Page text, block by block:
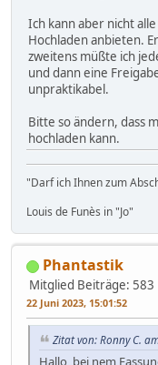
Ich kann aber nicht
Hochladen anbieten.
zweitens müßte ich
und dann eine
unpraktikabel.
Bitte so ändern, dass
hochladen kann.
"Darf ich Ihnen zum
Louis de Funès in "Jo"
Phantastik
Mitglied Beiträge: 583
22 Juni 2023, 15:01:52
Zitat von: Ronny C.
Hallo, bei nem